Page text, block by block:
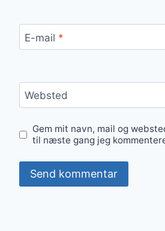
E-mail *
Websted
Gem mit navn, mail og
til næste gang jeg